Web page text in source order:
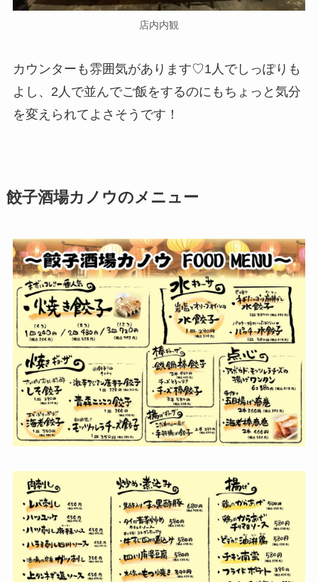
店内内観
カウンターも雰囲気があります♡1人でしっぽりも
よし、2人で並んでご飯をするのにもちょっと気分
を変えられてよさそうです！
餃子酒場カノウのメニュー